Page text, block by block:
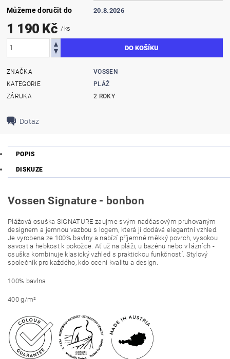
Můžeme doručit do
20.8.2026
1 190 Kč / ks
ZNAČKA
VOSSEN
KATEGORIE
PLÁŽ
ZÁRUKA
2 ROKY
Dotaz
POPIS
DISKUZE
Vossen Signature - bonbon
Plážová osuška SIGNATURE zaujme svým nadčasovým pruhovaným
designem a jemnou vazbou s logem, která jí dodává elegantní vzhled.
Je vyrobena ze 100% bavlny a nabízí příjemně měkký povrch, vysokou
savost a hebkost k pokožce. Ať už na pláži, u bazénu nebo v lázních -
osuška kombinuje klasický vzhled s praktickou funkčností. Stylový
společník pro každého, kdo ocení kvalitu a design.
100% bavlna
400 g/m²